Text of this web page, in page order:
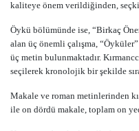
kaliteye önem verildiğinden,
Öykü bölümünde ise, “Birkaç
alan üç önemli çalışma,
üç metin bulunmaktadır.
seçilerek kronolojik bir şekilde
Makale ve roman metinlerinden
ile on dördü makale, toplam on